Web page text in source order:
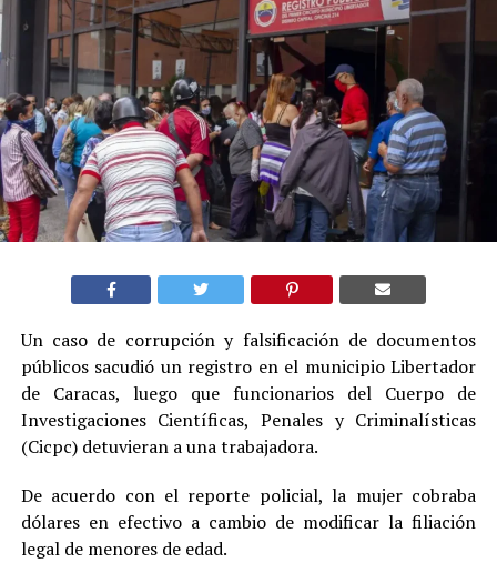
Un caso de corrupción y falsificación de documentos
públicos sacudió un registro en el municipio Libertador
de Caracas, luego que funcionarios del Cuerpo de
Investigaciones Científicas, Penales y Criminalísticas
(Cicpc) detuvieran a una trabajadora.
De acuerdo con el reporte policial, la mujer cobraba
dólares en efectivo a cambio de modificar la filiación
legal de menores de edad.